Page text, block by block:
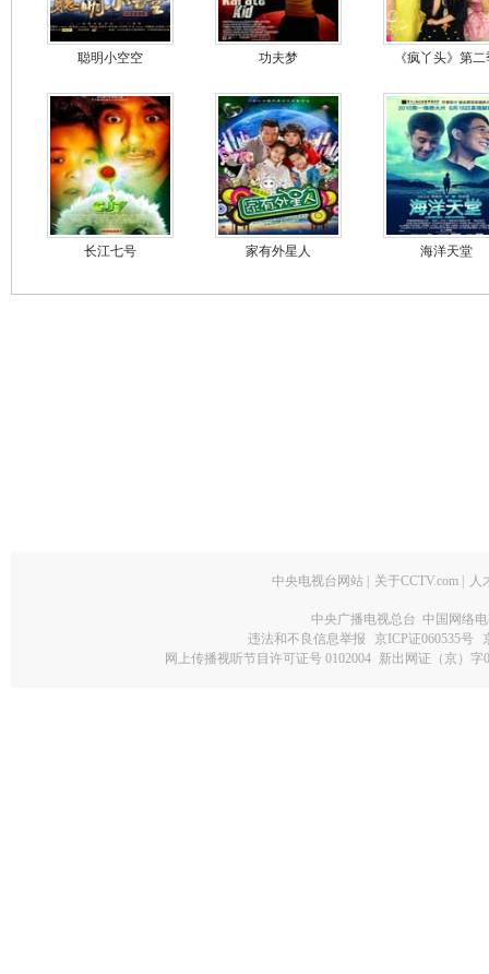
聪明小空空 功夫梦 《疯丫头》第二
长江七号 家有外星人 海洋天堂
中央电视台网站 关于CCTV.com 人
中央广播电视总台 中国网络
违法和不良信息举报
京ICP证060535号
网上传播视听节目许可证号 0102004 新出网证（京）